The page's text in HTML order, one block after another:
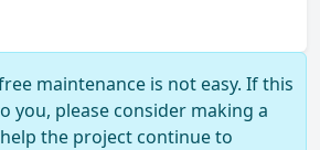
maintenance is not easy. If this
you, please consider making a
the project continue to